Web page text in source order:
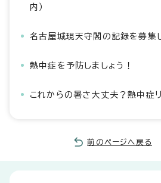
内）
名古屋城現天守閣の記録を募集
熱中症を予防しましょう！
これからの暑さ大丈夫？熱中症
前のページへ戻る